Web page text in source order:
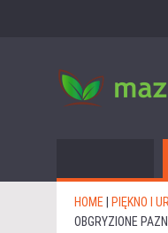
HOME PIĘKNO I
OBGRYZIONE